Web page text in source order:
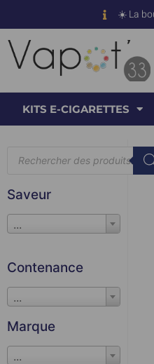
☀️ La
KITS E-CIGARETTES
Saveur
...
Contenance
...
Marque
...